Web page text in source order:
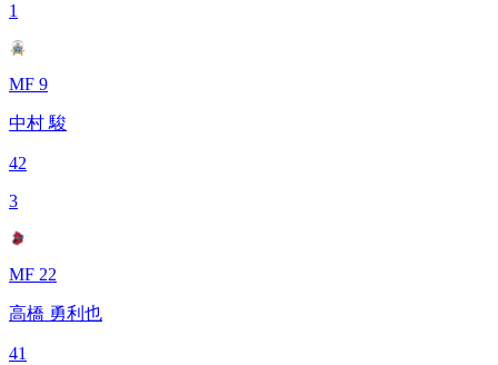
1
MF 9
中村 駿
42
3
MF 22
高橋 勇利也
41